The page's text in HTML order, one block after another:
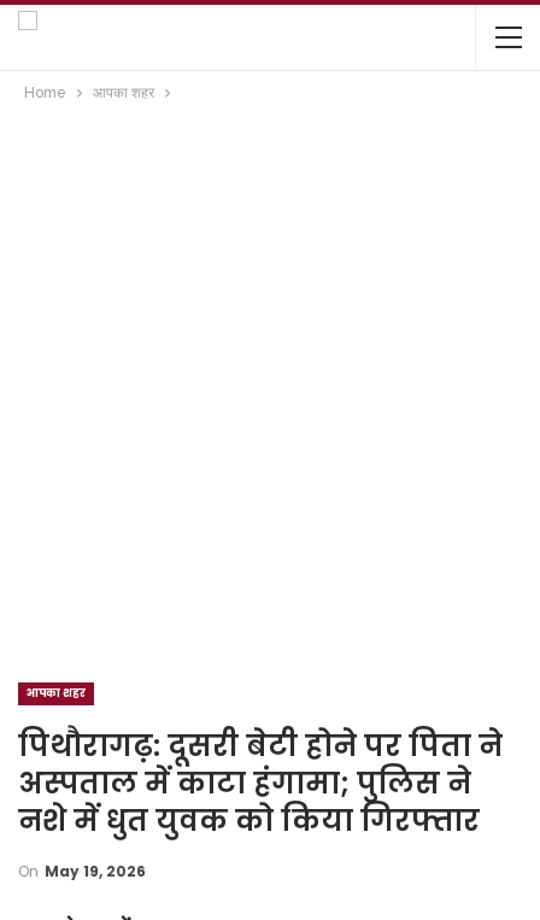
Home आपका शहर
आपका शहर
पिथौरागढ़: दूसरी बेटी होने पर पिता ने
अस्पताल में काटा हंगामा; पुलिस ने
नशे में धुत युवक को किया गिरफ्तार
On May 19, 2026